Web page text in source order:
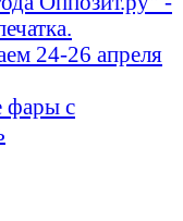
24-26 апреля
фары с